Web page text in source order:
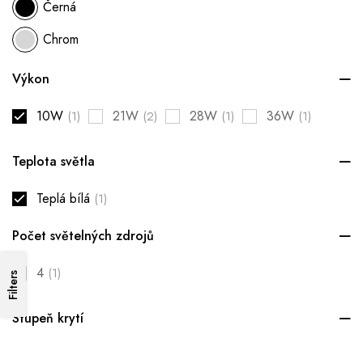
Černá
Chrom
Výkon
10W (1) 21W (2) 28W (1) 36W (1)
Teplota světla
Teplá bílá (1)
Počet světelných zdrojů
4 (1)
Stupeň krytí
Filters